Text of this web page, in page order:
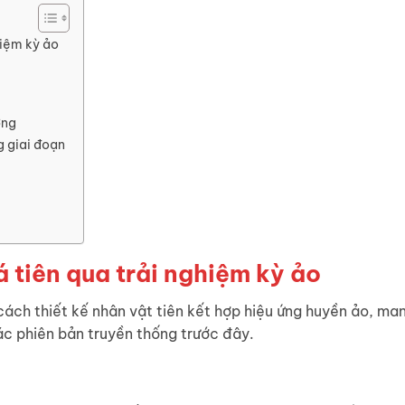
kỳ ảo
giai đoạn
tiên qua trải nghiệm kỳ ảo
thiết kế nhân vật tiên kết hợp hiệu ứng huyền ảo,
phiên bản truyền thống trước đây.